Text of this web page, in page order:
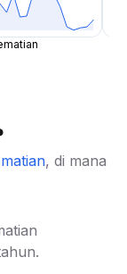
, di mana